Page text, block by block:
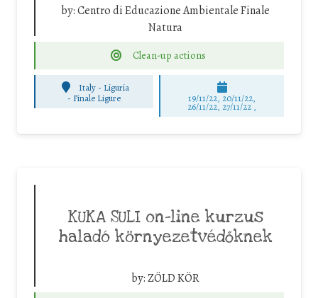
by:Centro di Educazione Ambientale Finale
Natura
Clean-up actions
Italy - Liguria
- Finale Ligure 19/11/22, 20/11/22,
26/11/22, 27/11/22 ,
KUKA SULI on-line kurzus
haladó környezetvédőknek
by:ZÖLD KÖR